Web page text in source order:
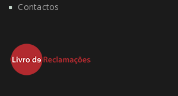
Contactos